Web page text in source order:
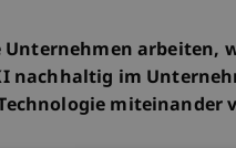
arbeiten,
nachhaltig im
miteinander